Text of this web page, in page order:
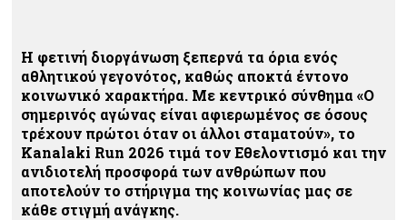
Η φετινή διοργάνωση ξεπερνά τα όρια ενός
αθλητικού γεγονότος, καθώς αποκτά έντονο
κοινωνικό χαρακτήρα. Με κεντρικό σύνθημα «Ο
σημερινός αγώνας είναι αφιερωμένος σε όσους
τρέχουν πρώτοι όταν οι άλλοι σταματούν», το
Kanalaki Run 2026 τιμά τον Εθελοντισμό και την
ανιδιοτελή προσφορά των ανθρώπων που
αποτελούν το στήριγμα της κοινωνίας μας σε
κάθε στιγμή ανάγκης.